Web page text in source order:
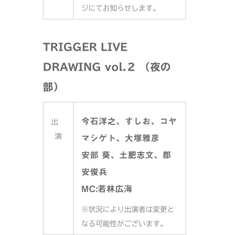
ジにてお知らせします。
TRIGGER LIVE
DRAWING vol.２ （夜の
部）
出
演
今石洋之、すしお、コヤ
マシゲト、大塚雅彦
安部 葵、土肥志文、郡
安俊兵
MC:若林広海
※状況により出演者は変更と
なる可能性がございます。